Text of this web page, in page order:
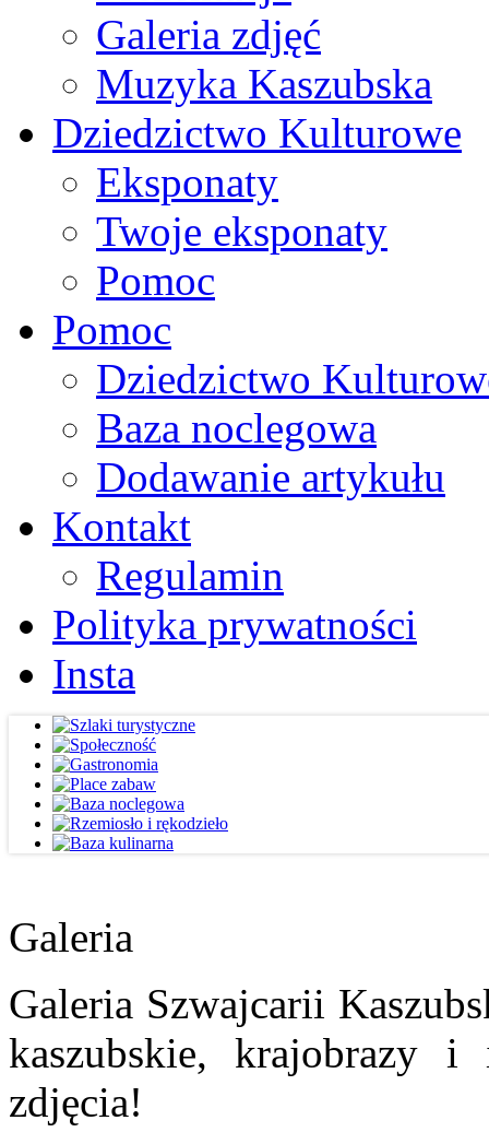
Galeria zdjęć
Muzyka Kaszubska
Dziedzictwo Kulturowe
Eksponaty
Twoje eksponaty
Pomoc
Pomoc
Dziedzictwo
Baza noclegowa
Dodawanie artykułu
Kontakt
Regulamin
Polityka prywatności
Insta
Galeria
Galeria Szwajcarii
kaszubskie, krajobrazy
zdjęcia!